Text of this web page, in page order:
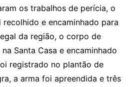
os trabalhos de perícia, o
e encaminhado para
da região, o corpo de
Santa Casa e encaminhado
registrado no plantão de
a arma foi apreendida e três